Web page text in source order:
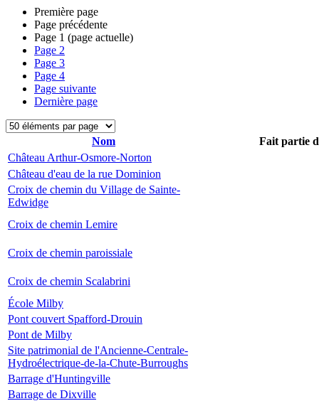
Première page
Page précédente
Page 1 (page actuelle)
Page 2
Page 3
Page 4
Page suivante
Dernière page
Nom
Fait partie
Château Arthur-Osmore-Norton
Château d'eau de la rue Dominion
Croix de chemin du Village de Sainte-
Edwidge
Croix de chemin Lemire
Croix de chemin paroissiale
Croix de chemin Scalabrini
École Milby
Pont couvert Spafford-Drouin
Pont de Milby
Site patrimonial de l'Ancienne-Centrale-
Hydroélectrique-de-la-Chute-Burroughs
Barrage d'Huntingville
Barrage de Dixville